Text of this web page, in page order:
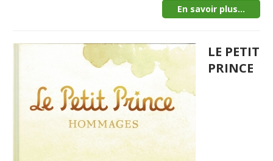
En savoir plus...
LE PETIT
PRINCE